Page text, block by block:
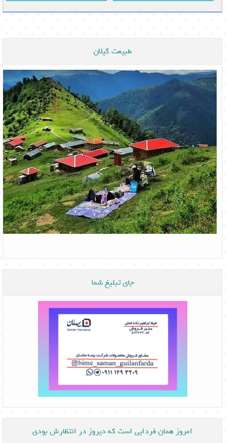
طبیعت گیلان
جای تبلیغ شما
امروز همان فردایی است که دیروز در انتظارش بودی